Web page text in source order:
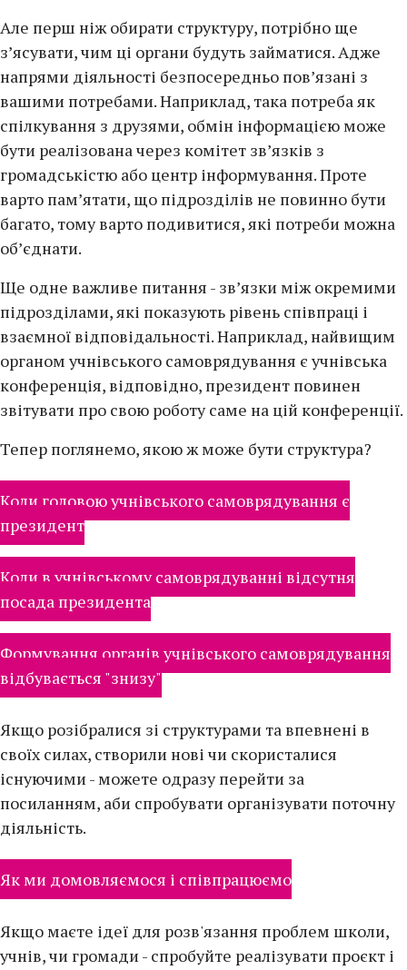
Але перш ніж обирати структуру, потрібно ще
з’ясувати, чим ці органи будуть займатися. Адже
напрями діяльності безпосередньо пов’язані з
вашими потребами. Наприклад, така потреба як
спілкування з друзями, обмін інформацією може
бути реалізована через комітет зв’язків з
громадськістю або центр інформування. Проте
варто пам’ятати, що підрозділів не повинно бути
багато, тому варто подивитися, які потреби можна
об’єднати.
Ще одне важливе питання - зв’язки між окремими
підрозділами, які показують рівень співпраці і
взаємної відповідальності. Наприклад, найвищим
органом учнівського самоврядування є учнівська
конференція, відповідно, президент повинен
звітувати про свою роботу саме на цій конференції.
Тепер поглянемо, якою ж може бути структура?
Коли головою учнівського самоврядування є
президент
Коли в учнівському самоврядуванні відсутня
посада президента
Формування органів учнівського самоврядування
відбувається "знизу"
Якщо розібралися зі структурами та впевнені в
своїх силах, створили нові чи скористалися
існуючими - можете одразу перейти за
посиланням, аби спробувати організувати поточну
діяльність.
Як ми домовляємося і співпрацюємо
Якщо маєте ідеї для розв'язання проблем школи,
учнів, чи громади - спробуйте реалізувати проєкт і